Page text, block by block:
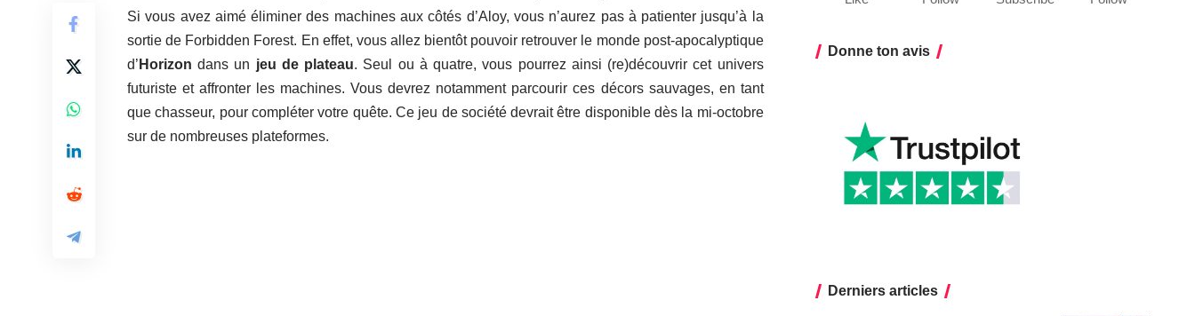
Si vous avez aimé éliminer des machines aux côtés d’Aloy, vous n’aurez pas à patienter jusqu’à la
sortie de Forbidden Forest. En effet, vous allez bientôt pouvoir retrouver le monde post-apocalyptique
d’ Horizon dans un jeu de plateau. Seul ou à quatre, vous pourrez ainsi (re)découvrir cet univers
futuriste et affronter les machines. Vous devrez notamment parcourir ces décors sauvages, en tant
que chasseur, pour compléter votre quête. Ce jeu de société devrait être disponible dès la mi-octobre
sur de nombreuses plateformes.
Donne ton avis
Derniers articles